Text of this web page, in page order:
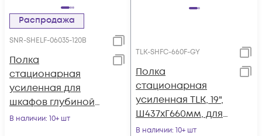
Распродажа
SNR-SHELF-06035-120B
Полка
стационарная
усиленная для
шкафов глубиной
600мм, (глубина
В наличии: 10+ шт
TLK-SHFC-660F-GY
Полка
стационарная
усиленная TLK, 19",
Ш437хГ660мм, для
шкафа и стойки
В наличии: 10+ шт